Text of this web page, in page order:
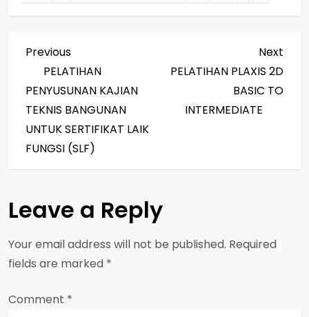
P
o
s
t
a
v
i
g
Previous
Post
Previous
PELATIHAN
PENYUSUNAN KAJIAN
TEKNIS BANGUNAN
UNTUK SERTIFIKAT LAIK
FUNGSI (SLF)
Post
Next
PELATIHAN PLAXIS 2D
BASIC TO
INTERMEDIATE
Leave a Reply
Your email address will not be published. Required
fields are marked *
Comment *